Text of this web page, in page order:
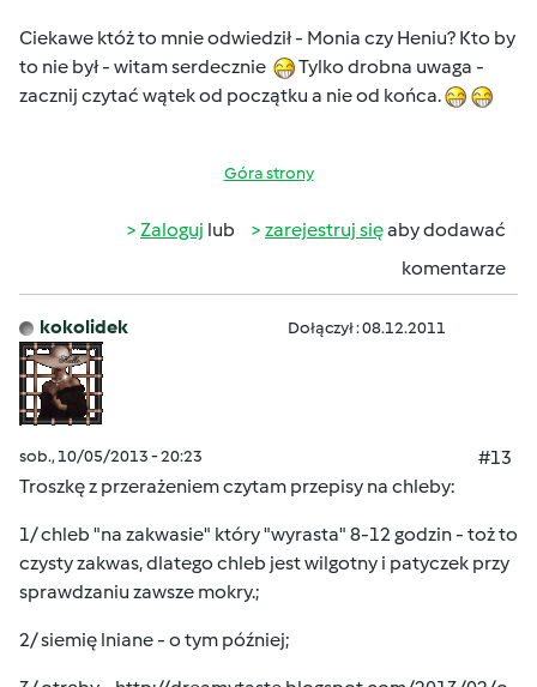
Ciekawe któż to mnie odwiedził - Monia czy Heniu? Kto by
to nie był - witam serdecznie
Tylko drobna uwaga -
zacznij czytać wątek od początku a nie od końca.
Góra strony
Zaloguj lub zarejestruj sięaby dodawać
komentarze
kokolidek Dołączył : 08.12.2011
sob., 10/05/2013 - 20:23
#13
Troszkę z przerażeniem czytam przepisy na chleby:
1/ chleb "na zakwasie" który "wyrasta" 8-12 godzin - toż to
czysty zakwas, dlatego chleb jest wilgotny i patyczek przy
sprawdzaniu zawsze mokry.;
2/ siemię lniane - o tym później;